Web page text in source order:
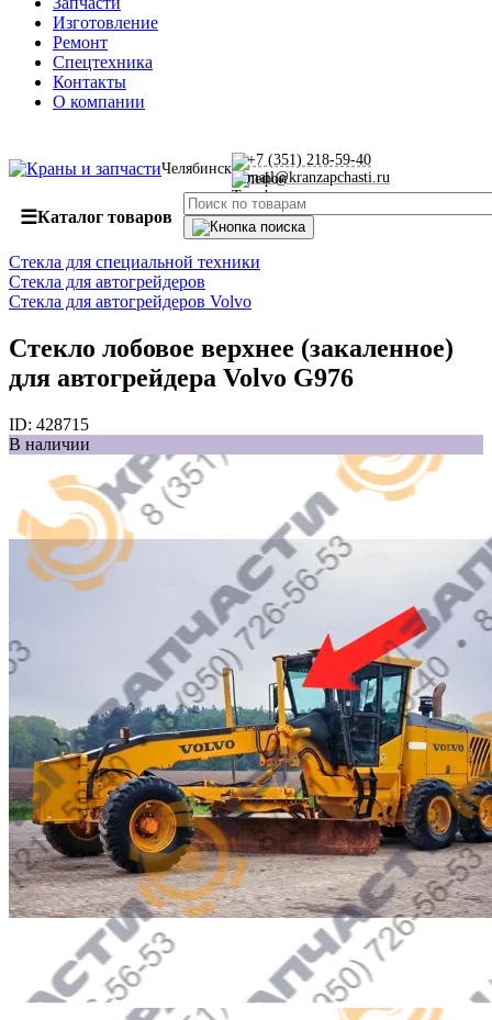
Изготовление
Ремонт
Спецтехника
Контакты
О компании
Челябинск
+7 (351) 218-59-40
mail@kranzapchasti.ru
☰Каталог товаров
Стекла для специальной техники
Стекла для автогрейдеров
Стекла для автогрейдеров Volvo
Стекло лобовое верхнее (закаленное)
для автогрейдера Volvo G976
ID: 428715
В наличии